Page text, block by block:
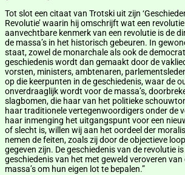
Tot slot een citaat van Trotski uit zijn
Revolutie’ waarin hij omschrijft wat een
aanvechtbare kenmerk van een revolutie is de
de massa’s in het historisch gebeuren. In
staat, zowel de monarchale als ook de
geschiedenis wordt dan gemaakt door de
vorsten, ministers, ambtenaren,
op die keerpunten in de geschiedenis, waar de
onverdraaglijk wordt voor de massa’s,
slagbomen, die haar van het politieke
haar traditionele vertegenwoordigers onder de
haar inmenging het uitgangspunt voor een
of slecht is, willen wij aan het oordeel der
nemen de feiten, zoals zij door de objectieve
gegeven zijn. De geschiedenis van de revolutie
geschiedenis van het met geweld veroveren
massa’s om hun eigen lot te bepalen.”